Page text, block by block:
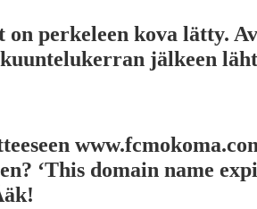
on perkeleen kova lätty.
jälkeen
‘This domain name